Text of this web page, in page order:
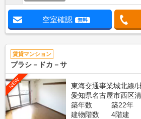
空室確認 無料
賃貸マンション
プラシ－ドカ－サ
NEW
東海交通事業城北線/
愛知県名古屋市西区
築年数
築22年
建物階数
4階建